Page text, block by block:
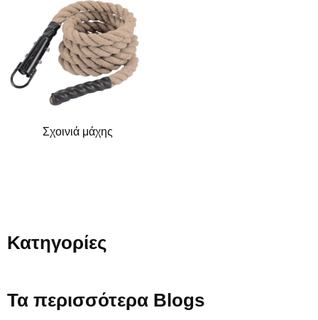
Σχοινιά μάχης
Κατηγορίες
Τα περισσότερα Blogs